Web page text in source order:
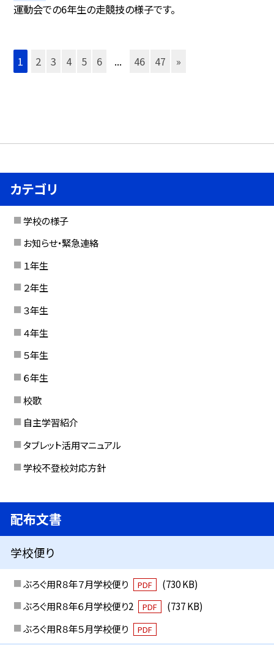
運動会での6年生の走競技の様子です。
1 2 3 4 5 6 ... 46 47 »
カテゴリ
学校の様子
お知らせ・緊急連絡
１年生
２年生
３年生
４年生
５年生
６年生
校歌
自主学習紹介
タブレット活用マニュアル
学校不登校対応方針
配布文書
学校便り
ぶろぐ用R８年７月学校便り PDF
(730 KB)
ぶろぐ用R８年６月学校便り2
PDF
(737 KB)
ぶろぐ用R８年５月学校便り
PDF